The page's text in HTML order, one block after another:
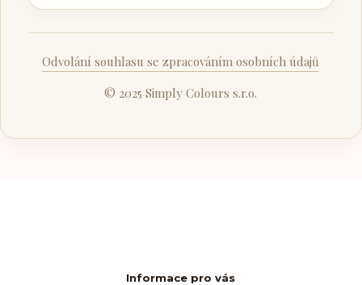
Odvolání souhlasu se zpracováním osobních údajů
© 2025 Simply Colours s.r.o.
Informace pro vás